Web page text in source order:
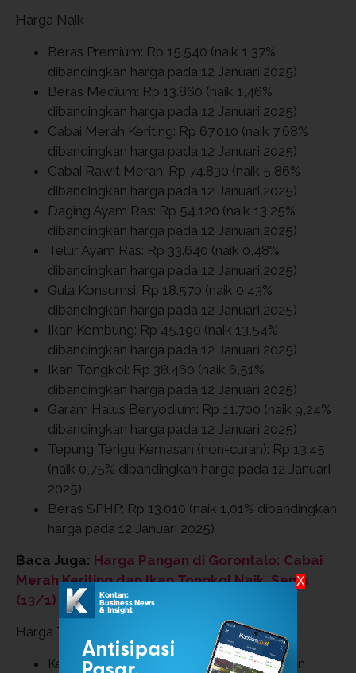
Harga Naik
Beras Premium: Rp 15.540 (naik 1,37%
dibandingkan harga pada 12 Januari 2025)
Beras Medium: Rp 13.860 (naik 1,46%
dibandingkan harga pada 12 Januari 2025)
Cabai Merah Keriting: Rp 67.010 (naik 7,68%
dibandingkan harga pada 12 Januari 2025)
Cabai Rawit Merah: Rp 74.830 (naik 5,86%
dibandingkan harga pada 12 Januari 2025)
Daging Ayam Ras: Rp 54.120 (naik 13,25%
dibandingkan harga pada 12 Januari 2025)
Telur Ayam Ras: Rp 33.640 (naik 0,48%
dibandingkan harga pada 12 Januari 2025)
Gula Konsumsi: Rp 18.570 (naik 0,43%
dibandingkan harga pada 12 Januari 2025)
Ikan Kembung: Rp 45.190 (naik 13,54%
dibandingkan harga pada 12 Januari 2025)
Ikan Tongkol: Rp 38.460 (naik 6,51%
dibandingkan harga pada 12 Januari 2025)
Garam Halus Beryodium: Rp 11.700 (naik 9,24%
dibandingkan harga pada 12 Januari 2025)
Tepung Terigu Kemasan (non-curah): Rp 13.45
(naik 0,75% dibandingkan harga pada 12 Januari
2025)
Beras SPHP: Rp 13.010 (naik 1,01% dibandingkan
harga pada 12 Januari 2025)
Baca Juga: Harga Pangan di Gorontalo: Cabai
Merah Keriting dan Ikan Tongkol Naik, Senin
(13/1)
Harga Turun
Kedelai Biji Kering (Impor): Rp 11.830 (turun
X